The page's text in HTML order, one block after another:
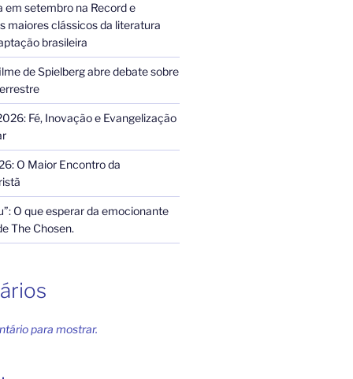
em setembro na Record e
maiores clássicos da literatura
brasileira
de Spielberg abre debate sobre
Fé, Inovação e Evangelização
O Maior Encontro da
O que esperar da emocionante
The Chosen.
para mostrar.